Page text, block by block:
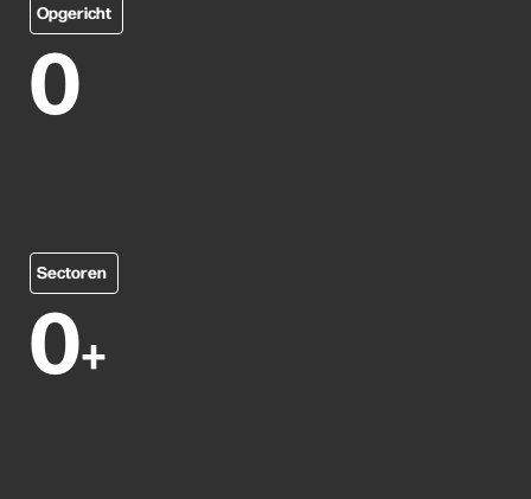
Opgericht
0
Sectoren
0+